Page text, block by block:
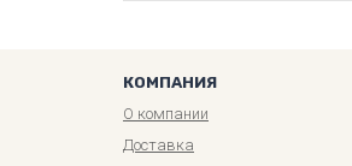
КОМПАНИЯ
О компании
Доставка